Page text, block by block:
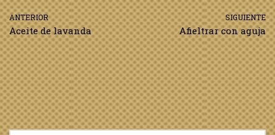
ANTERIOR
Aceite de lavanda
SIGUIENTE
Afieltrar con aguja